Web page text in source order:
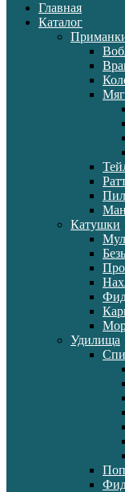
Главная
Каталог
Катушки
Удилища